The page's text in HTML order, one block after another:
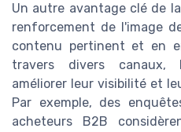
Un autre avantage clé de
renforcement de l'image
contenu pertinent et en
travers divers canaux,
améliorer leur visibilité et
Par exemple, des
acheteurs B2B